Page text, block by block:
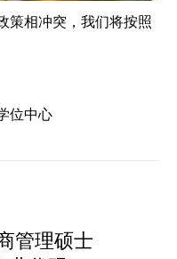
策相冲突，我们将按照
位中心
管理硕士